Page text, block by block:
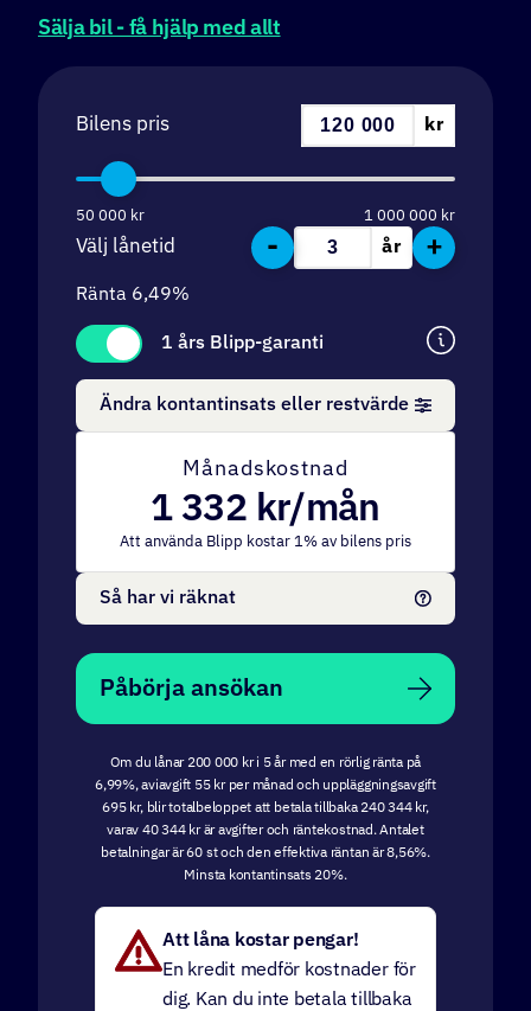
Sälja bil - få hjälp med allt
Bilens pris kr
50 000 kr 1 000 000 kr
Välj lånetid - år +
Ränta 6,49%
1 års Blipp-garanti
Ändra kontantinsats eller restvärde
Månadskostnad
1 332 kr/mån
Att använda Blipp kostar 1% av bilens pris
Så har vi räknat
Påbörja ansökan
Om du lånar 200 000 kr i 5 år med en rörlig ränta på
6,99%, aviavgift 55 kr per månad och uppläggningsavgift
695 kr, blir totalbeloppet att betala tillbaka 240 344 kr,
varav 40 344 kr är avgifter och räntekostnad. Antalet
betalningar är 60 st och den effektiva räntan är 8,56%.
Minsta kontantinsats 20%.
Att låna kostar pengar!
En kredit medför kostnader för
dig. Kan du inte betala tillbaka